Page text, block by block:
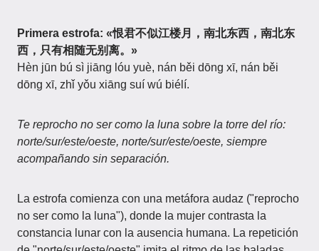
Primera estrofa: «恨君不似江楼月，南北东西，南北东
西，只有相随无别离。»
Hèn jūn bú sì jiāng lóu yuè, nán běi dōng xī, nán běi
dōng xī, zhǐ yǒu xiāng suí wú biélí.
Te reprocho no ser como la luna sobre la torre del río:
norte/sur/este/oeste, norte/sur/este/oeste, siempre
acompañando sin separación.
La estrofa comienza con una metáfora audaz ("reprocho
no ser como la luna"), donde la mujer contrasta la
constancia lunar con la ausencia humana. La repetición